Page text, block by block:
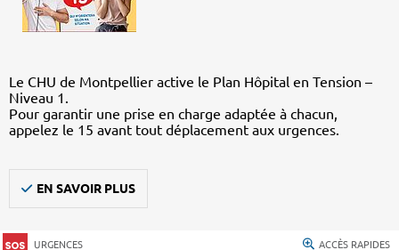
Le CHU de Montpellier active le Plan Hôpital en Tension –
Niveau 1.
Pour garantir une prise en charge adaptée à chacun,
appelez le 15 avant tout déplacement aux urgences.
EN SAVOIR PLUS
URGENCES ACCÈS RAPIDES